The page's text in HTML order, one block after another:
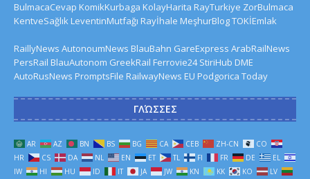
BulmacaCevap KomikKurbaga KolayHarita RayTurkiye ZorBulmaca
KentveSağlık LeventinMutfağı Rayİhale MeşhurBlogTOKİEmlak
RaillyNews AutonoumNews BlauBahn GareExpress ArabRailNews
PersRail BlauAutonom GreekRail Ferrovie24 StiriHub DME
AutoRusNews PromptsFile RailwayNews EU Podgorica Today
ΓΛΏΣΣΕΣ
AR AZ BN BS BG CA CEB ZH-CN
CO
HR
CS DA NL EN ET TL FI FR DE
EL
IW
HI HU ID IT JA JW KN KK KO
LV